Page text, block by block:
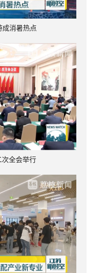
成消暑热点
次全会举行